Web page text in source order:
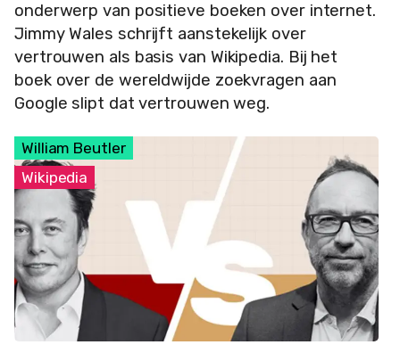
onderwerp van positieve boeken over internet.
Jimmy Wales schrijft aanstekelijk over
vertrouwen als basis van Wikipedia. Bij het
boek over de wereldwijde zoekvragen aan
Google slipt dat vertrouwen weg.
William Beutler
Wikipedia